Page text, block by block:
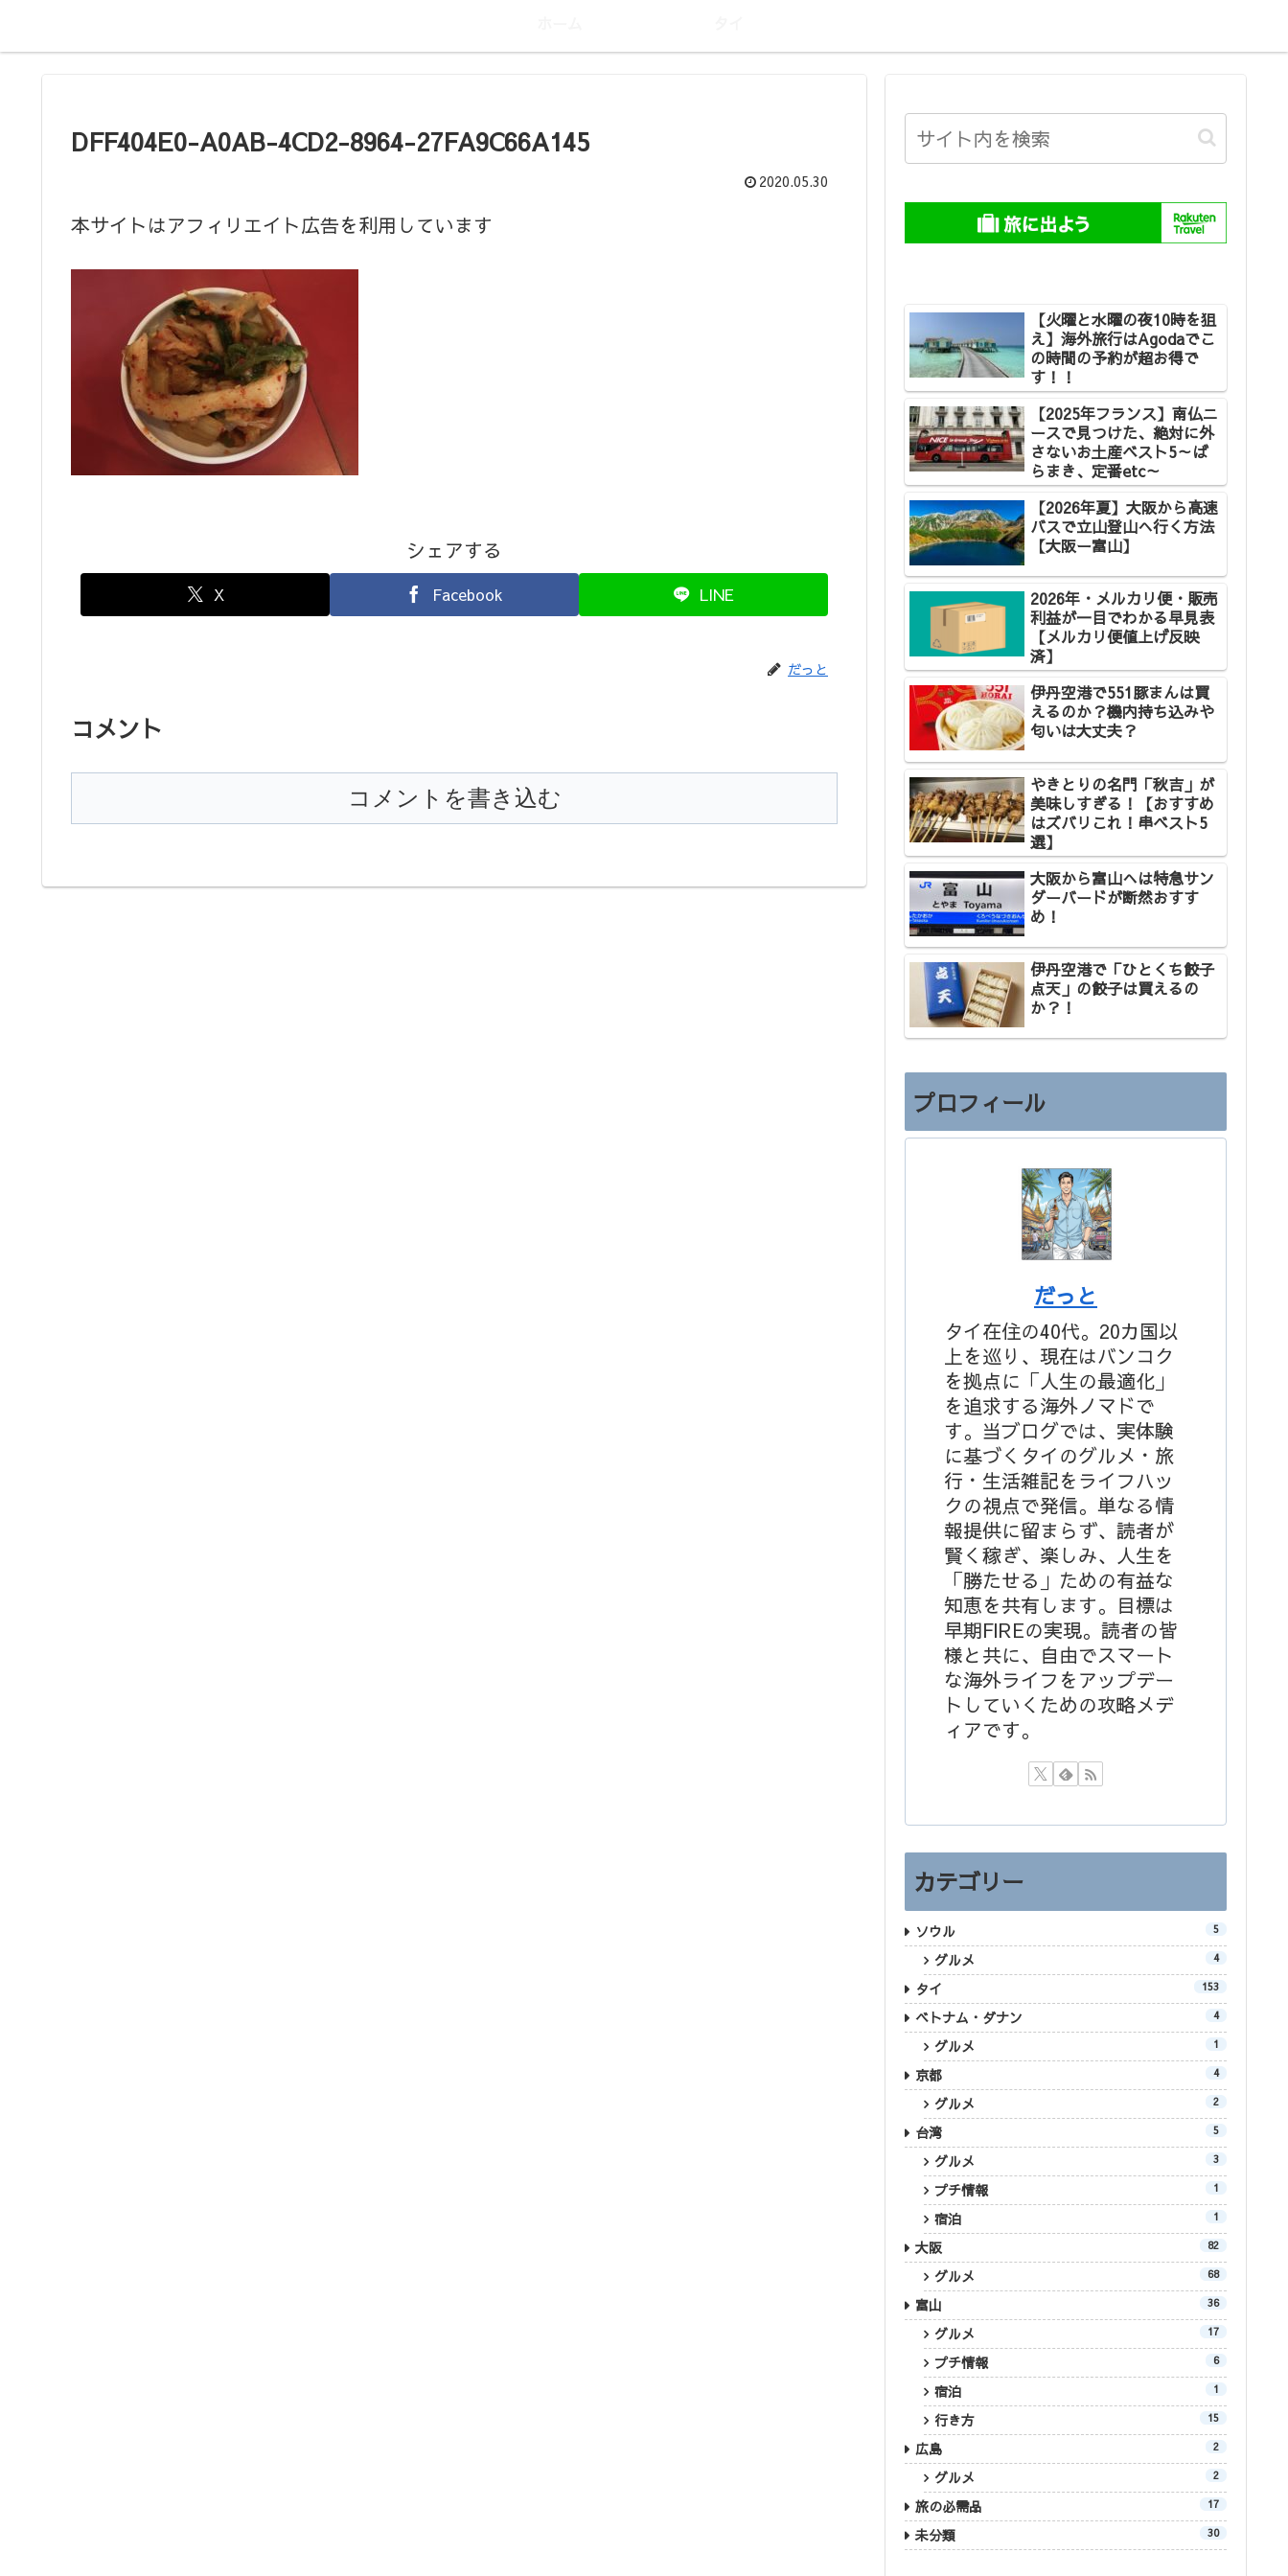
DFF404E0-A0AB-4CD2-8964-27FA9C66A145
2020.05.30
本サイトはアフィリエイト広告を利用しています
シェアする
X Facebook LINE
だっと
コメント
コメントを書き込む
【火曜と水曜の夜10時を狙
え】海外旅行はAgodaでこ
の時間の予約が超お得で
す！！
【2025年フランス】南仏ニ
ースで見つけた、絶対に外
さないお土産ベスト5～ば
らまき、定番etc～
【2026年夏】大阪から高速
バスで立山登山へ行く方法
【大阪ー富山】
2026年・メルカリ便・販売
利益が一目でわかる早見表
【メルカリ便値上げ反映
済】
伊丹空港で551豚まんは買
えるのか？機内持ち込みや
匂いは大丈夫？
やきとりの名門「秋吉」が
美味しすぎる！【おすすめ
はズバリこれ！串ベスト5
選】
大阪から富山へは特急サン
ダーバードが断然おすす
め！
伊丹空港で「ひとくち餃子
点天」の餃子は買えるの
か？！
プロフィール
だっと
タイ在住の40代。20カ国以
上を巡り、現在はバンコク
を拠点に「人生の最適化」
を追求する海外ノマドで
す。当ブログでは、実体験
に基づくタイのグルメ・旅
行・生活雑記をライフハッ
クの視点で発信。単なる情
報提供に留まらず、読者が
賢く稼ぎ、楽しみ、人生を
「勝たせる」ための有益な
知恵を共有します。目標は
早期FIREの実現。読者の皆
様と共に、自由でスマート
な海外ライフをアップデー
トしていくための攻略メデ
ィアです。
カテゴリー
ソウル 5
グルメ 4
タイ 153
ベトナム・ダナン 4
グルメ 1
京都 4
グルメ 2
台湾 5
グルメ 3
プチ情報 1
宿泊 1
大阪 82
グルメ 68
富山 36
グルメ 17
プチ情報 6
宿泊 1
行き方 15
広島 2
グルメ 2
旅の必需品 17
未分類 30